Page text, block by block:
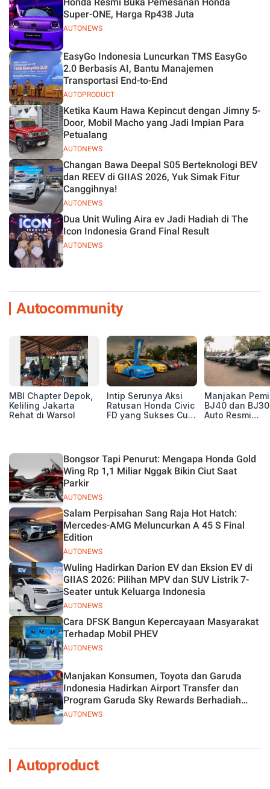
Jelas
AUTONEWS
Super-ONE, Harga Rp438 Juta
AUTOPRODUCT
EasyGo Indonesia Luncurkan TMS EasyGo
2.0 Berbasis AI, Bantu Manajemen
Transportasi End-to-End
AUTONEWS
Ketika Kaum Hawa Kepincut dengan Jimny 5-
Door, Mobil Macho yang Jadi Impian Para
Petualang
AUTONEWS
Changan Bawa Deepal S05 Berteknologi BEV
dan REEV di GIIAS 2026, Yuk Simak Fitur
Canggihnya!
AUTONEWS
Dua Unit Wuling Aira ev Jadi Hadiah di The
Icon Indonesia Grand Final Result
Autocommunity
MBI Chapter Depok,
Keliling Jakarta
Rehat di Warsol
Intip Serunya Aksi
Ratusan Honda Civic
FD yang Sukses Curi
Manjakan
BJ40 dan
Auto Resmi
AUTONEWS
Bongsor Tapi Penurut: Mengapa Honda Gold
Wing Rp 1,1 Miliar Nggak Bikin Ciut Saat
Parkir
AUTONEWS
Salam Perpisahan Sang Raja Hot Hatch:
Mercedes-AMG Meluncurkan A 45 S Final
Edition
AUTONEWS
Wuling Hadirkan Darion EV dan Eksion EV di
GIIAS 2026: Pilihan MPV dan SUV Listrik 7-
Seater untuk Keluarga Indonesia
AUTONEWS
Cara DFSK Bangun Kepercayaan Masyarakat
Terhadap Mobil PHEV
AUTONEWS
Manjakan Konsumen, Toyota dan Garuda
Indonesia Hadirkan Airport Transfer dan
Program Garuda Sky Rewards Berhadiah
Hybrid EV
Autoproduct